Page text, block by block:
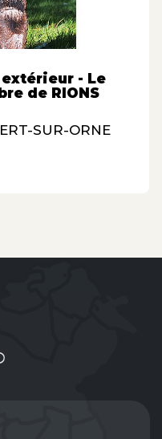
- Le
de RIONS
SUR-ORNE